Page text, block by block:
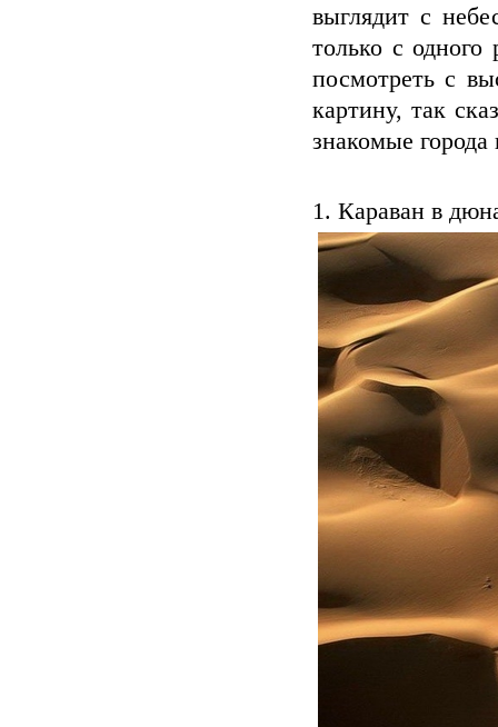
выглядит с
только с
посмотреть с
картину, так
знакомые
1. Караван в